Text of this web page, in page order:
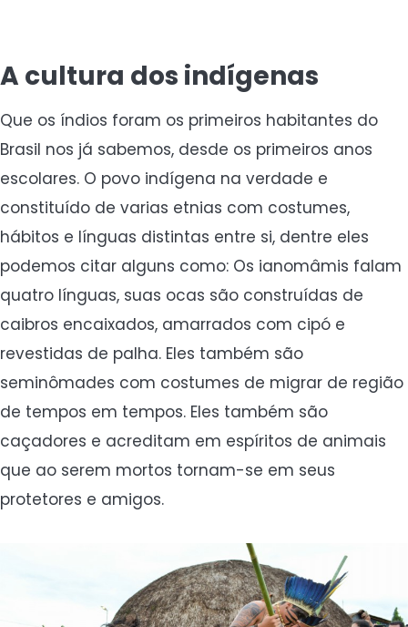
A cultura dos indígenas
Que os índios foram os primeiros habitantes do
Brasil nos já sabemos, desde os primeiros anos
escolares. O povo indígena na verdade e
constituído de varias etnias com costumes,
hábitos e línguas distintas entre si, dentre eles
podemos citar alguns como: Os ianomâmis falam
quatro línguas, suas ocas são construídas de
caibros encaixados, amarrados com cipó e
revestidas de palha. Eles também são
seminômades com costumes de migrar de região
de tempos em tempos. Eles também são
caçadores e acreditam em espíritos de animais
que ao serem mortos tornam-se em seus
protetores e amigos.